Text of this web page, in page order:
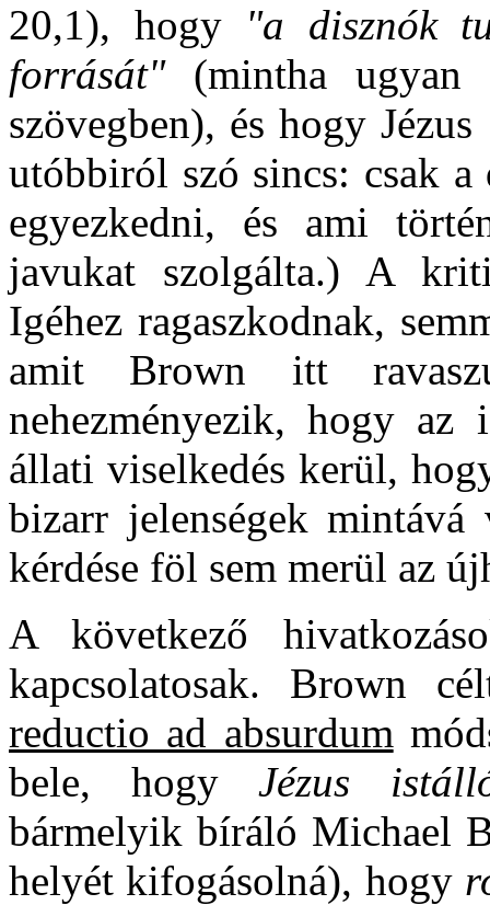
20,1), hogy
"a disznók
forrását"(mintha ugyan
szövegben), és hogy
utóbbiról szó sincs: csak a
egyezkedni, és ami
javukat szolgálta.) A
Igéhez ragaszkodnak,
amit Brown itt
nehezményezik, hogy az
állati viselkedés kerül,
bizarr jelenségek
kérdése föl sem merül az
A következő
kapcsolatosak. Brown
reductio ad absurdum
bele, hogy Jézus
bármelyik bíráló Michael
helyét kifogásolná), hogy